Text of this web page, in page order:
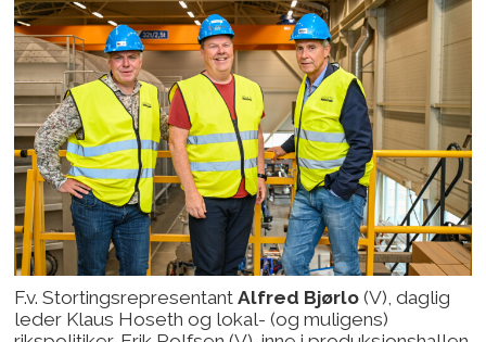
F.v. StortingsrepresentantAlfred Bjørlo(V), daglig
leder Klaus Hoseth og lokal- (og muligens)